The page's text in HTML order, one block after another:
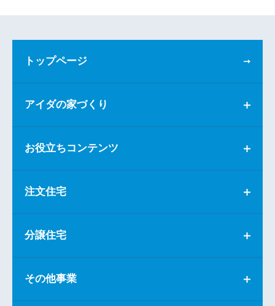
トップページ
アイダの家づくり
お役立ちコンテンツ
注文住宅
分譲住宅
その他事業